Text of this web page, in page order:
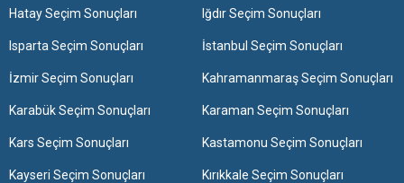
Hatay Seçim Sonuçları Iğdır Seçim Sonuçları
Isparta Seçim Sonuçları İstanbul Seçim Sonuçları
İzmir Seçim Sonuçları Kahramanmaraş Seçim Sonuçları
Karabük Seçim Sonuçları Karaman Seçim Sonuçları
Kars Seçim Sonuçları Kastamonu Seçim Sonuçları
Kayseri Seçim Sonuçları Kırıkkale Seçim Sonuçları